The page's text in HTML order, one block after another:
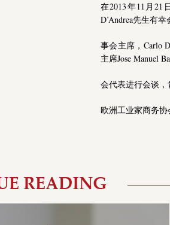
在2013年11月21
D’Andrea先生有
事会主席，Carlo
主席Jose Manuel
会代表进行会谈，
欧洲工业家商务协
READING